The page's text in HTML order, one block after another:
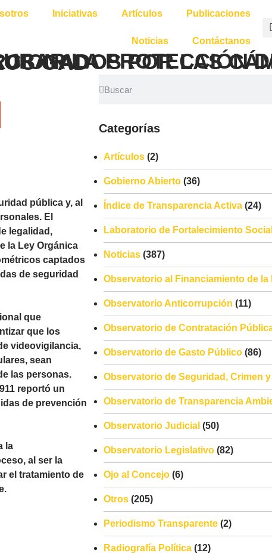
Iniciativas Artículos Publicaciones
Noticias Contáctanos
DE VIDEOVIGILANCIA DE LOS GAD
pública y, al
El
legalidad,
la Ley Orgánica
captados
de seguridad
que
que los
videovigilancia,
sean
las personas.
reportó un
de prevención
la
al ser la
el tratamiento de
Categorías
Artículos (2)
Gobierno Abierto (36)
Índice de Transparencia Activa (24)
Laboratorio de Fortalecimiento
Noticias (387)
Observatorio al Financiamiento de la
Observatorio Anticorrupción (11)
Observatorio de Contratación
Observatorio de Gasto Público (86)
Observatorio de Seguridad, Crimen
Observatorio de Transparencia
Observatorio Judicial (50)
Observatorio Legislativo (82)
Ojo al Concejo (6)
Otros (205)
Periodismo Transparente (2)
Radiografía Política (12)